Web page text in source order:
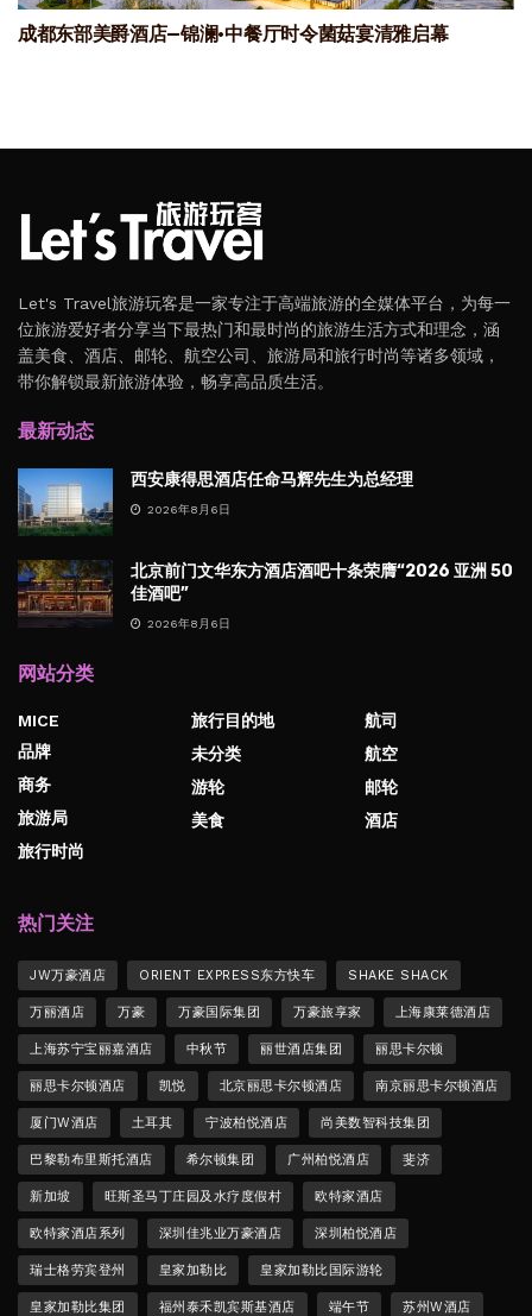
成都东部美爵酒店—锦澜·中餐厅时令菌菇宴清雅启幕
Let's Travel旅游玩客是一家专注于高端旅游的全媒体平台，为每一
位旅游爱好者分享当下最热门和最时尚的旅游生活方式和理念，涵
盖美食、酒店、邮轮、航空公司、旅游局和旅行时尚等诸多领域，
带你解锁最新旅游体验，畅享高品质生活。
最新动态
西安康得思酒店任命马辉先生为总经理
2026年8月6日
北京前门文华东方酒店酒吧十条荣膺“2026 亚洲 50
佳酒吧”
2026年8月6日
网站分类
MICE
品牌
商务
旅游局
旅行时尚
旅行目的地
未分类
游轮
美食
航司
航空
邮轮
酒店
热门关注
JW万豪酒店 ORIENT EXPRESS东方快车 SHAKE SHACK
万丽酒店 万豪 万豪国际集团 万豪旅享家 上海康莱德酒店
上海苏宁宝丽嘉酒店 中秋节 丽世酒店集团 丽思卡尔顿
丽思卡尔顿酒店 凯悦 北京丽思卡尔顿酒店 南京丽思卡尔顿酒店
厦门W酒店 土耳其 宁波柏悦酒店 尚美数智科技集团
巴黎勒布里斯托酒店 希尔顿集团 广州柏悦酒店 斐济
新加坡 旺斯圣马丁庄园及水疗度假村 欧特家酒店
欧特家酒店系列 深圳佳兆业万豪酒店 深圳柏悦酒店
瑞士格劳宾登州 皇家加勒比 皇家加勒比国际游轮
皇家加勒比集团 福州泰禾凯宾斯基酒店 端午节 苏州W酒店